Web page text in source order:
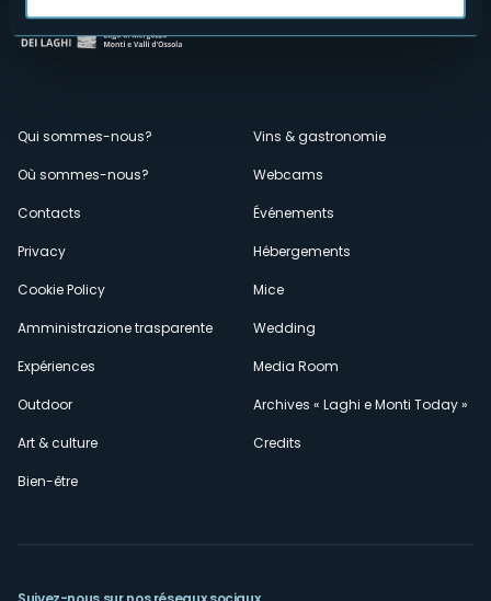
Menù
secondario
Qui sommes-nous?
Où sommes-nous?
Contacts
Privacy
Cookie Policy
Amministrazione trasparente
Expériences
Outdoor
Art & culture
Bien-être
Vins & gastronomie
Webcams
Événements
Hébergements
Mice
Wedding
Media Room
Archives « Laghi e Monti Today »
Credits